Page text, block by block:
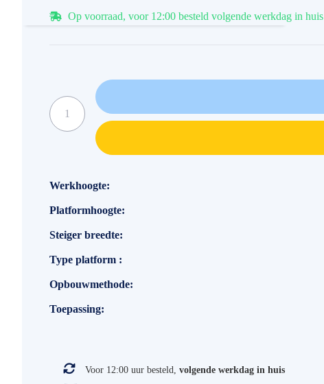
Op voorraad, voor 12:00 besteld volgende werkdag in huis
Specificaties
Werkhoogte
Platformhoogte
Steiger breedte
Type platform
Opbouwmethode
Toepassing
Voor 12:00 uur besteld, volgende werkdag in huis